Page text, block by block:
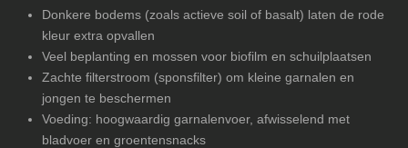
Donkere bodems (zoals actieve soil of basalt) laten de rode
kleur extra opvallen
Veel beplanting en mossen voor biofilm en schuilplaatsen
Zachte filterstroom (sponsfilter) om kleine garnalen en
jongen te beschermen
Voeding: hoogwaardig garnalenvoer, afwisselend met
bladvoer en groentensnacks